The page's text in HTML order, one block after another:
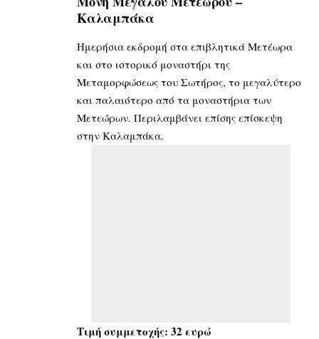
Καλαμπάκα
Ημερήσια εκδρομή στα επιβλητικά Μετέωρα
και στο ιστορικό μοναστήρι της
Μεταμορφώσεως του Σωτήρος, το μεγαλύτερο
και παλαιότερο από τα μοναστήρια των
Μετεώρων. Περιλαμβάνει επίσης επίσκεψη
στην Καλαμπάκα.
Τιμή συμμετοχής: 32 ευρώ